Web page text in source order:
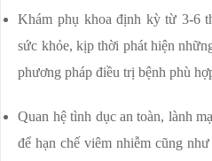
Khám phụ khoa định kỳ từ 3-6
sức khỏe, kịp thời phát hiện
phương pháp điều trị bệnh phù
Quan hệ tình dục an toàn, lành
để hạn chế viêm nhiễm cũng